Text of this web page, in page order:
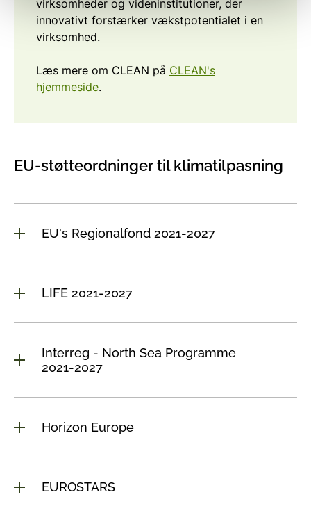
virksomheder og videninstitutioner, der
innovativt forstærker vækstpotentialet i en
virksomhed.
Læs mere om CLEAN på CLEAN's
hjemmeside.
EU-støtteordninger til klimatilpasning
EU's Regionalfond 2021-2027
LIFE 2021-2027
Interreg - North Sea Programme
2021-2027
Horizon Europe
EUROSTARS